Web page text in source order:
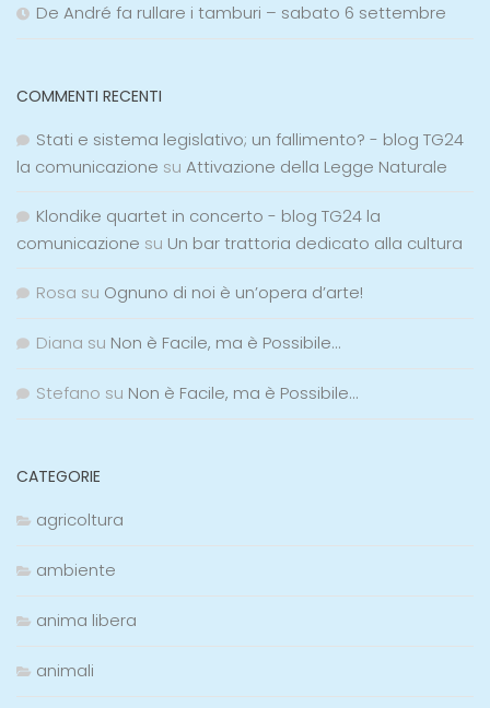
De André fa rullare i tamburi – sabato 6 settembre
COMMENTI RECENTI
Stati e sistema legislativo; un fallimento? - blog TG24
la comunicazione su Attivazione della Legge Naturale
Klondike quartet in concerto - blog TG24 la
comunicazione su Un bar trattoria dedicato alla cultura
Rosa su Ognuno di noi è un’opera d’arte!
Diana su Non è Facile, ma è Possibile…
Stefano su Non è Facile, ma è Possibile…
CATEGORIE
agricoltura
ambiente
anima libera
animali